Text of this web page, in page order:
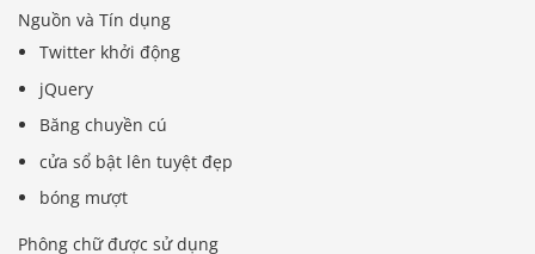
Nguồn và Tín dụng
Twitter khởi động
jQuery
Băng chuyền cú
cửa sổ bật lên tuyệt đẹp
bóng mượt
Phông chữ được sử dụng